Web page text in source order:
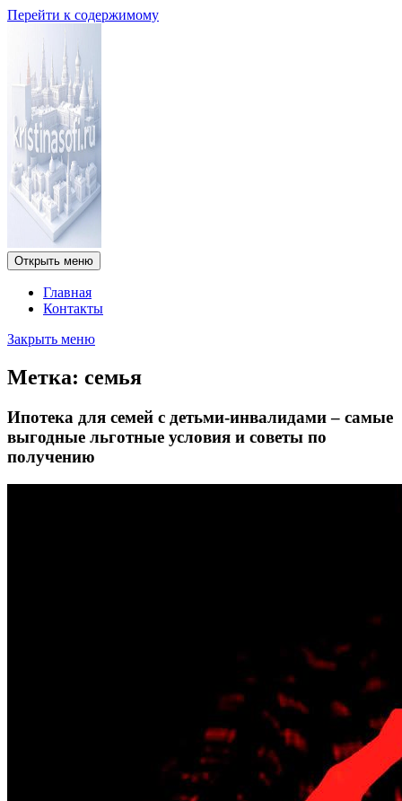
Перейти к содержимому
Открыть меню
Главная
Контакты
Закрыть меню
Метка: семья
Ипотека для семей с детьми-инвалидами – самые
выгодные льготные условия и советы по
получению